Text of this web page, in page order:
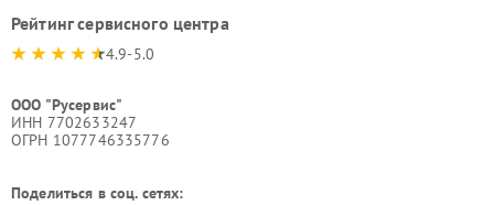
Рейтинг сервисного центра
4.9-5.0
ООО "Русервис"
ИНН 7702633247
ОГРН 1077746335776
Поделиться в соц. сетях: